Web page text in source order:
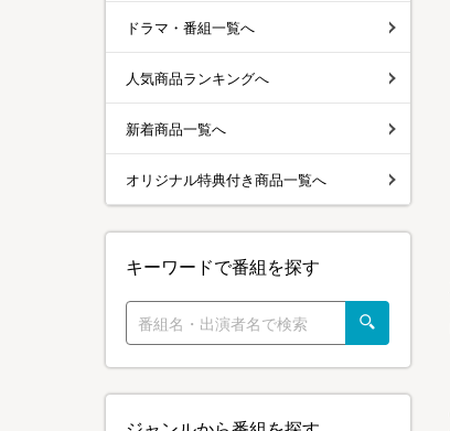
ドラマ・番組一覧へ
人気商品ランキングへ
新着商品一覧へ
オリジナル特典付き商品一覧へ
キーワードで番組を探す